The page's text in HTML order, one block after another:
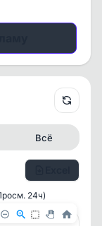
Всё
24ч)